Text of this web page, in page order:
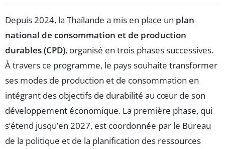
Depuis 2024, la Thaïlande a mis en place un plan
national de consommation et de production
durables (CPD), organisé en trois phases successives.
À travers ce programme, le pays souhaite transformer
ses modes de production et de consommation en
intégrant des objectifs de durabilité au cœur de son
développement économique. La première phase, qui
s’étend jusqu’en 2027, est coordonnée par le Bureau
de la politique et de la planification des ressources